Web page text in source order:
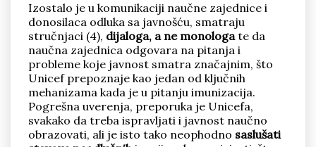
Izostalo je u komunikaciji naučne zajednice i
donosilaca odluka sa javnošću, smatraju
stručnjaci (4), dijaloga, a ne monologate da
naučna zajednica odgovara na pitanja i
probleme koje javnost smatra značajnim, što
Unicef prepoznaje kao jedan od ključnih
mehanizama kada je u pitanju imunizacija.
Pogrešna uverenja, preporuka je Unicefa,
svakako da treba ispravljati i javnost naučno
obrazovati, ali je isto tako neophodno saslušati